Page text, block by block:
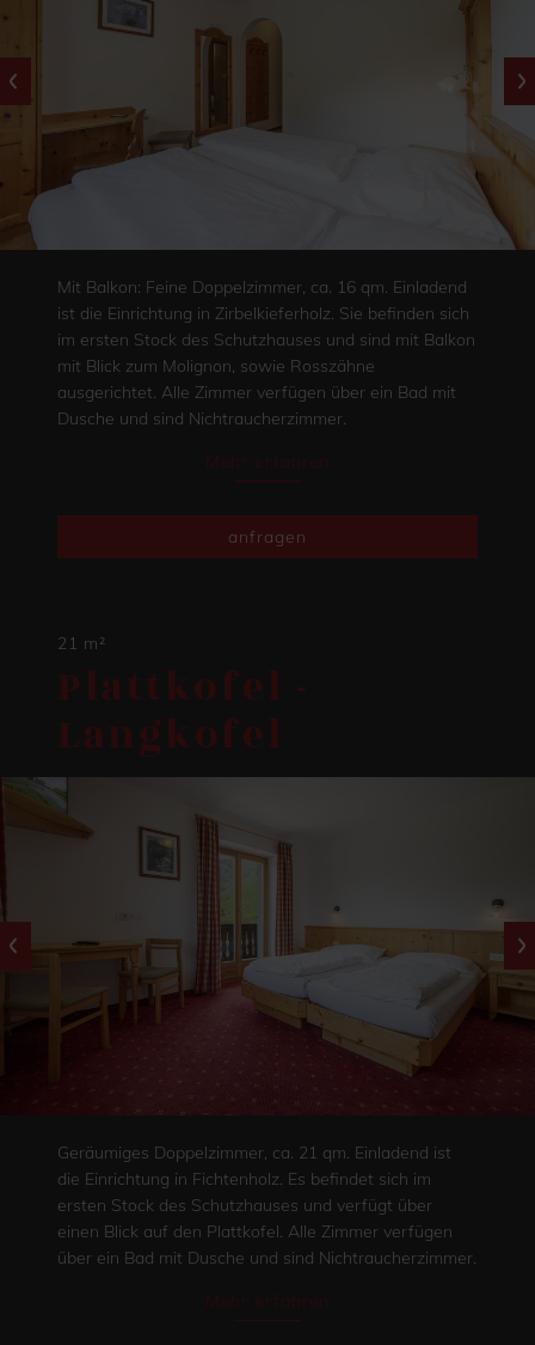
Mit Balkon: Feine Doppelzimmer, ca. 16 qm. Einladend
ist die Einrichtung in Zirbelkieferholz. Sie befinden sich
im ersten Stock des Schutzhauses und sind mit Balkon
mit Blick zum Molignon, sowie Rosszähne
ausgerichtet. Alle Zimmer verfügen über ein Bad mit
Dusche und sind Nichtraucherzimmer.
Mehr erfahren
anfragen
21 m²
Plattkofel -
Langkofel
Geräumiges Doppelzimmer, ca. 21 qm. Einladend ist
die Einrichtung in Fichtenholz. Es befindet sich im
ersten Stock des Schutzhauses und verfügt über
einen Blick auf den Plattkofel. Alle Zimmer verfügen
über ein Bad mit Dusche und sind Nichtraucherzimmer.
Mehr erfahren